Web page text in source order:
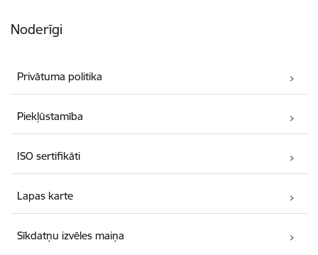
Noderīgi
Privātuma politika
Piekļūstamība
ISO sertifikāti
Lapas karte
Sīkdatņu izvēles maiņa